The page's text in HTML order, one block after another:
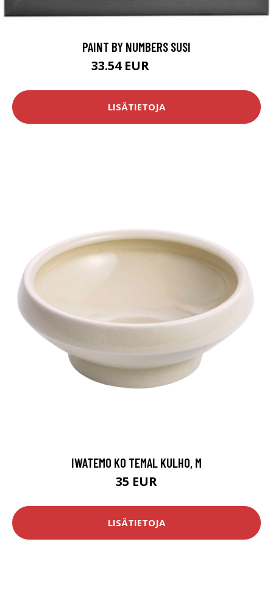
PAINT BY NUMBERS SUSI
33.54 EUR
LISÄTIETOJA
IWATEMO KO TEMAL KULHO, M
35 EUR
LISÄTIETOJA